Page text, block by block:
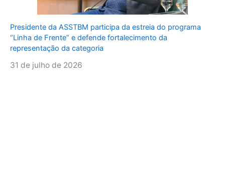
Presidente da ASSTBM participa da estreia do programa
“Linha de Frente” e defende fortalecimento da
representação da categoria
31 de julho de 2026